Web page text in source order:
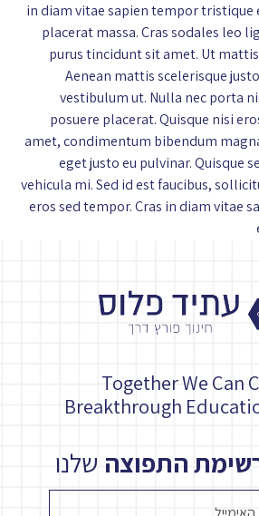
in diam vitae sapien tempor tristique
placerat massa. Cras sodales leo
purus tincidunt sit amet. Ut
Aenean mattis scelerisque
vestibulum ut. Nulla nec porta
posuere placerat. Quisque nisi
amet, condimentum bibendum
eget justo eu pulvinar. Quisque
vehicula mi. Sed id est faucibus,
eros sed tempor. Cras in diam vitae
Together We Can
Breakthrough
התפוצה שלנו